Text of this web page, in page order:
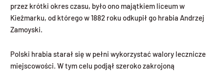
przez krótki okres czasu, było ono majątkiem liceum w
Kieżmarku, od którego w 1882 roku odkupił go hrabia Andrzej
Zamoyski.
Polski hrabia starał się w pełni wykorzystać walory lecznicze
miejscowości. W tym celu podjął szeroko zakrojoną